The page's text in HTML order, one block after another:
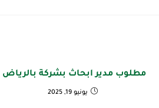
مطلوب مدير ابحاث بشركة بالرياض
يونيو 19, 2025